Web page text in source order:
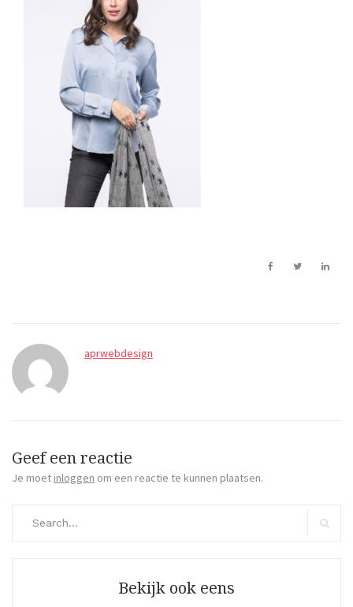
aprwebdesign
Geef een reactie
Je moet inloggen om een reactie te kunnen plaatsen.
Bekijk ook eens